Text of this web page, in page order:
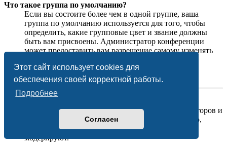
Этот сайт использует cookies для
обеспечения своей корректной работы.
Подробнее
Согласен
Что такое группа по умолчанию?
Если вы состоите более чем в одной группе, ваша
группа по умолчанию используется для того, чтобы
определить, какие групповые цвет и звание должны
быть вам присвоены. Администратор конференции
может предоставить вам разрешение самому изменять
Вернуться к началу
На этой странице вы найдёте список администраторов и
модераторов конференции и другую информацию,
такую как сведения о форумах, которые они
модерируют.